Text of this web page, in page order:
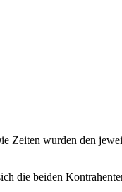
Zeiten wurden den
die beiden